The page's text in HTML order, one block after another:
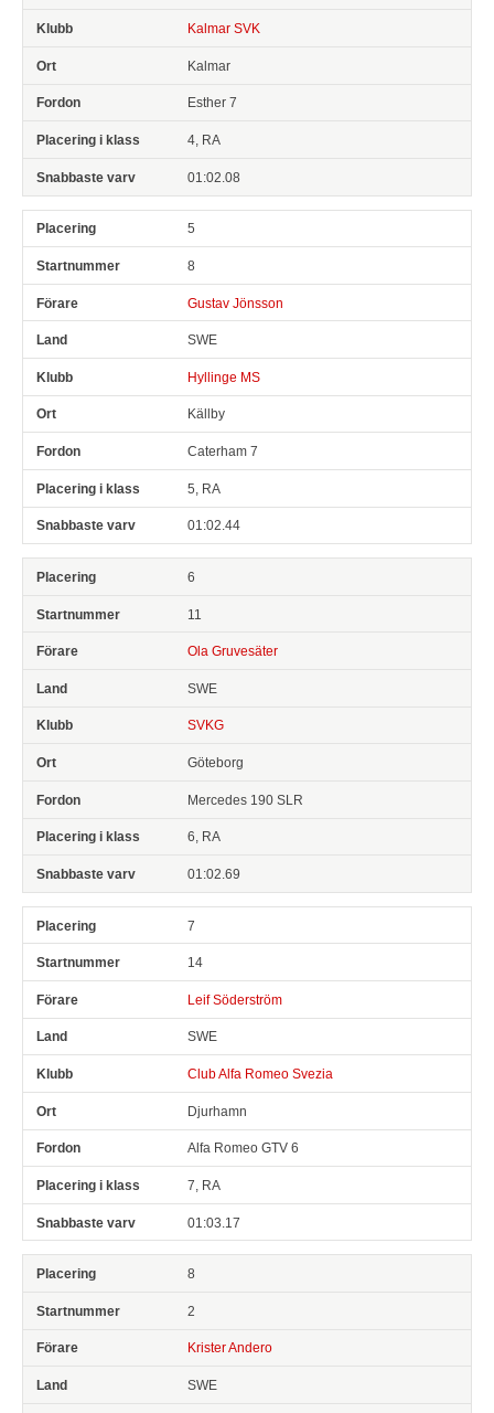
Kalmar SVK
Kalmar
Esther 7
4, RA
01:02.08
5
8
Gustav Jönsson
SWE
Hyllinge MS
Källby
Caterham 7
5, RA
01:02.44
6
11
Ola Gruvesäter
SWE
SVKG
Göteborg
Mercedes 190 SLR
6, RA
01:02.69
7
14
Leif Söderström
SWE
Club Alfa Romeo Svezia
Djurhamn
Alfa Romeo GTV 6
7, RA
01:03.17
8
2
Krister Andero
SWE